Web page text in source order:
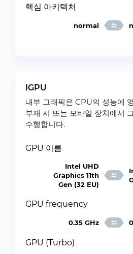
핵심 아키텍처
normal
IGPU
내부 그래픽은 CPU의 성능에
부재 시 또는 모바일 장치에서
수행합니다.
GPU 이름
Intel UHD
Graphics 11th
Gen (32 EU)
GPU frequency
0.35 GHz
GPU (Turbo)